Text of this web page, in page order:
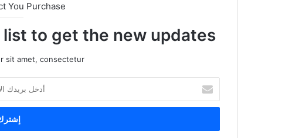
You Purchase
to get the new updates!
sit amet, consectetur.
بريدك
الإلكتروني